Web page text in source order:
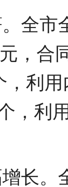
全市
，合
利
，利
长。